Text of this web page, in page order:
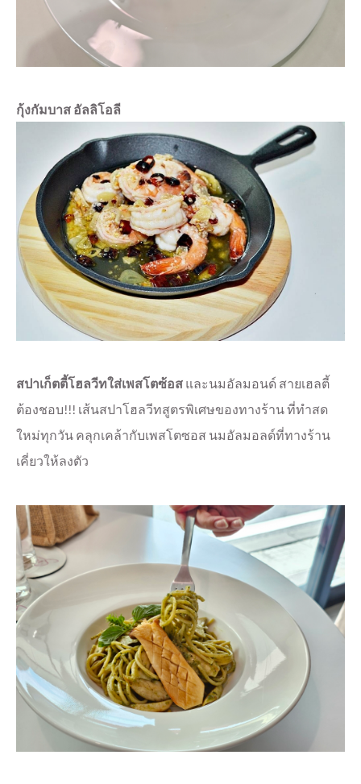
กุ้งกัมบาส อัลลิโอลี
สปาเก็ตตี้โฮลวีทใส่เพสโตซ้อส และนมอัลมอนด์ สายเฮลตี้
ต้องชอบ!!! เส้นสปาโฮลวีทสูตรพิเศษของทางร้าน ที่ทำสด
ใหม่ทุกวัน คลุกเคล้ากับเพสโตซอส นมอัลมอลด์ที่ทางร้าน
เคี่ยวให้ลงตัว